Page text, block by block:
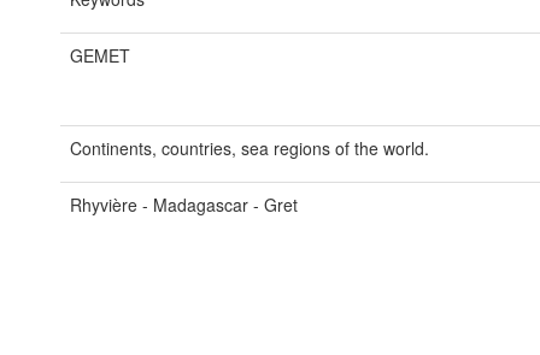
GEMET
Continents, countries, sea regions of the world.
Rhyvière - Madagascar - Gret